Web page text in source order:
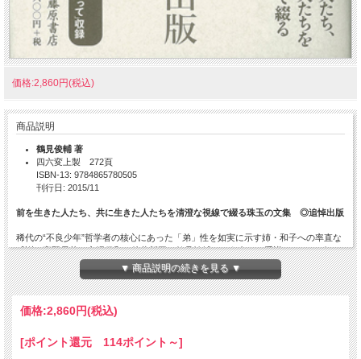
価格:2,860円(税込)
商品説明
鶴見俊輔 著
四六変上製 272頁
ISBN-13: 9784865780505
刊行日: 2015/11
前を生きた人たち、共に生きた人たちを清澄な視線で綴る珠玉の文集 ◎追悼出版
稀代の“不良少年”哲学者の核心にあった「弟」性を如実に示す姉・和子への率直な
感謝、高野長英、安場保和、後藤新平、鶴見祐輔という自らの系譜へのアンビバレ
ンスを超えた清澄な視線、そして岡部伊都子、石牟礼道子、金時鐘、吉川幸次郎、
小田実ら、戦後を共に生きた先人・友人への想いを綴る珠玉の文章を集成。
☆絶筆「話の好きな姉をもって」収録
目次
▼ 商品説明の続きを見る ▼
価格:2,860円(税込)
[ポイント還元 114ポイント～]